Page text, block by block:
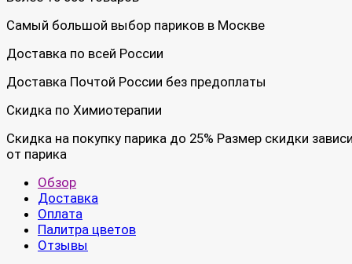
Самый большой выбор париков в Москве
Доставка по всей России
Доставка Почтой России без предоплаты
Скидка по Химиотерапии
Скидка на покупку парика до 25% Размер скидки
от парика
Обзор
Доставка
Оплата
Палитра цветов
Отзывы